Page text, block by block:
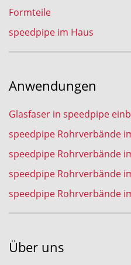
Formteile
speedpipe im Haus
Anwendungen
Glasfaser in speedpipe
speedpipe Rohrverbände
speedpipe Rohrverbände
speedpipe Rohrverbände
speedpipe Rohrverbände
Über uns